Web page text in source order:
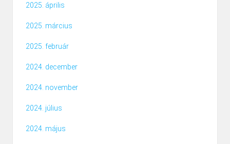
2025. április
2025. március
2025. február
2024. december
2024. november
2024. július
2024. május